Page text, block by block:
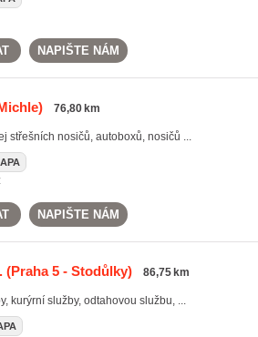
NAPIŠTE NÁM
76,80 km
střešních nosičů, autoboxů, nosičů ...
NAPIŠTE NÁM
(Praha 5 - Stodůlky) 86,75 km
kurýrní služby, odtahovou službu, ...